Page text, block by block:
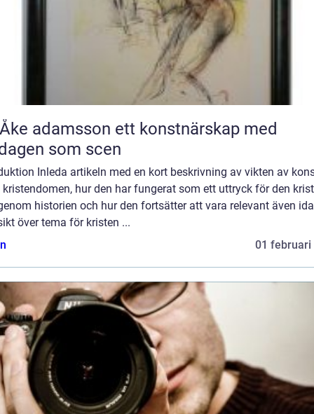
ett konstnärskap med
som scen
Inleda artikeln med en kort beskrivning av vikten av
hur den har fungerat som ett uttryck för den
historien och hur den fortsätter att vara relevant även
över tema för kristen ...
01 februari